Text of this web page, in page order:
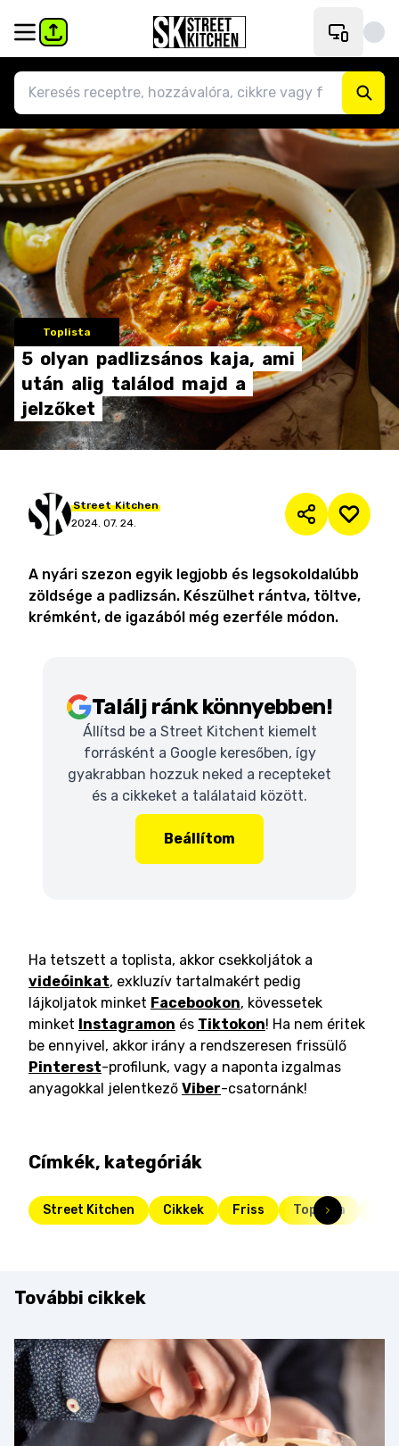
Toplista
5 olyan padlizsános kaja, ami
után alig találod majd a
jelzőket
Street Kitchen
2024. 07. 24.
A nyári szezon egyik legjobb és legsokoldalúbb
zöldsége a padlizsán. Készülhet rántva, töltve,
krémként, de igazából még ezerféle módon.
Találj ránk könnyebben!
Állítsd be a Street Kitchent kiemelt
forrásként a Google keresőben, így
gyakrabban hozzuk neked a recepteket
és a cikkeket a találataid között.
Beállítom
Ha tetszett a toplista, akkor csekkoljátok a
videóinkat, exkluzív tartalmakért pedig
lájkoljatok minket Facebookon, kövessetek
minket Instagramon és Tiktokon! Ha nem éritek
be ennyivel, akkor irány a rendszeresen frissülő
Pinterest-profilunk, vagy a naponta izgalmas
anyagokkal jelentkező Viber-csatornánk!
Címkék, kategóriák
Street Kitchen Cikkek Friss Toplista
További cikkek